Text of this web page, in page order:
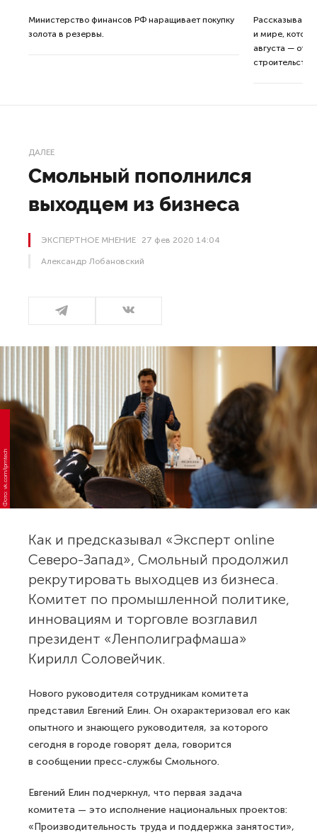
Министерство финансов РФ наращивает покупку
золота в резервы.
Рассказываем
и мире,
августа — от
ДАЛЕЕ
Смольный пополнился
выходцем из бизнеса
ЭКСПЕРТНОЕ МНЕНИЕ 27 фев 2020 14:04
Александр Лобановский
Фото: vk.com/lpmtech
Как и предсказывал «Эксперт online
Северо-Запад», Смольный продолжил
рекрутировать выходцев из бизнеса.
Комитет по промышленной политике,
инновациям и торговле возглавил
президент «Ленполиграфмаша»
Кирилл Соловейчик.
Нового руководителя сотрудникам комитета
представил Евгений Елин. Он охарактеризовал его как
опытного и знающего руководителя, за которого
сегодня в городе говорят дела, говорится
в сообщении пресс-службы Смольного.
Евгений Елин подчеркнул, что первая задача
комитета — это исполнение национальных проектов:
«Производительность труда и поддержка занятости»,